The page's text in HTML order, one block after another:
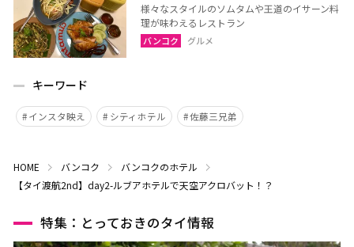
様々なスタイルのソムタムや王道のイサーン料
理が味わえるレストラン
バンコク グルメ
キーワード
インスタ映え シティホテル 佐藤三兄弟
HOME バンコク
バンコクのホテル
【タイ渡航2nd】day2-ルブアホテルで天空アクロバット！？
特集：とっておきのタイ情報